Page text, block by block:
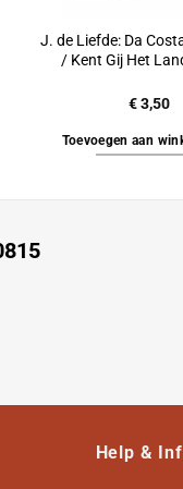
J. de Liefde: Da
/ Kent Gij Het
€3,50
Toevoegen aan
Help &